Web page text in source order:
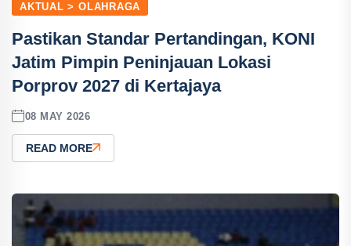
AKTUAL > OLAHRAGA
Pastikan Standar Pertandingan, KONI
Jatim Pimpin Peninjauan Lokasi
Porprov 2027 di Kertajaya
08 MAY 2026
READ MORE